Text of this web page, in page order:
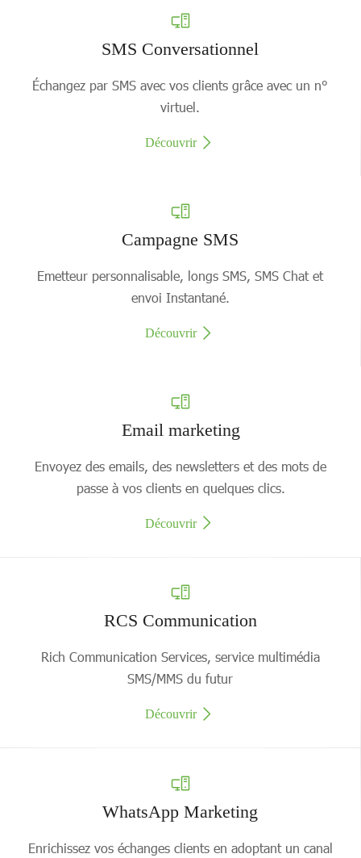
SMS Conversationnel
Échangez par SMS avec vos clients grâce avec un n°
virtuel.
Découvrir
Campagne SMS
Emetteur personnalisable, longs SMS, SMS Chat et
envoi Instantané.
Découvrir
Email marketing
Envoyez des emails, des newsletters et des mots de
passe à vos clients en quelques clics.
Découvrir
RCS Communication
Rich Communication Services, service multimédia
SMS/MMS du futur
Découvrir
WhatsApp Marketing
Enrichissez vos échanges clients en adoptant un canal